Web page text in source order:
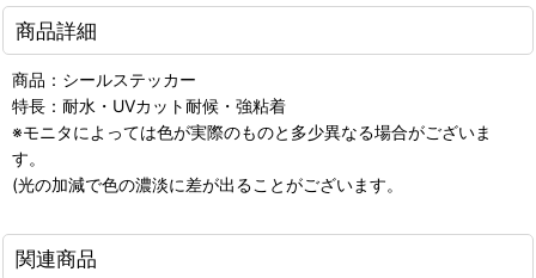
商品詳細
商品：シールステッカー
特長：耐水・UVカット耐候・強粘着
※モニタによっては色が実際のものと多少異なる場合がございま
す。
(光の加減で色の濃淡に差が出ることがございます。
関連商品